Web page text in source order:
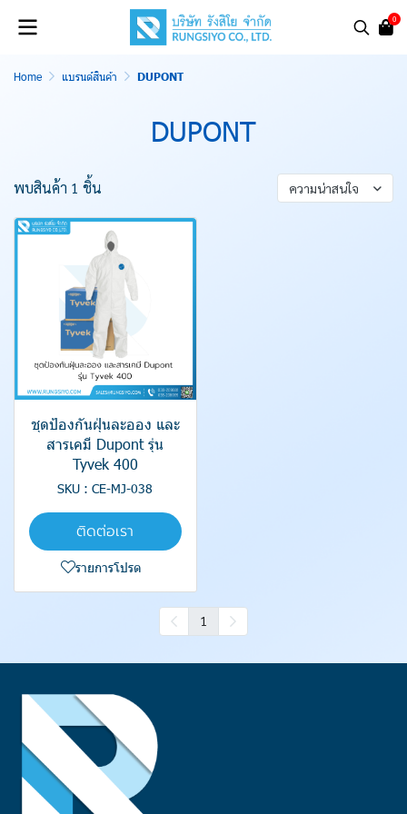
0
Home แบรนด์สินค้า DUPONT
DUPONT
พบสินค้า 1 ชิ้น ความน่าสนใจ
ชุดป้องกันฝุ่นละออง และ
สารเคมี Dupont รุ่น
Tyvek 400
SKU : CE-MJ-038
ติดต่อเรา
รายการโปรด
1